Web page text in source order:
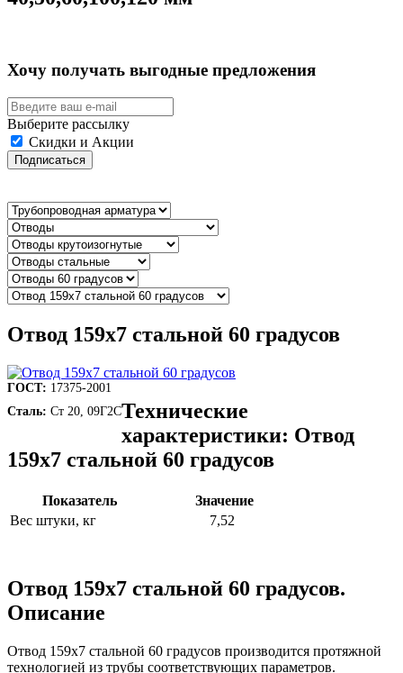
Хочу получать выгодные предложения
Выберите рассылку
Скидки и Акции
Подписаться
Отвод 159х7 стальной 60 градусов
ГОСТ: 17375-2001
Сталь: Ст 20, 09Г2СТехнические
характеристики: Отвод
159х7 стальной 60 градусов
Показатель
Значение
Вес штуки, кг
7,52
Отвод 159х7 стальной 60 градусов.
Описание
Отвод 159х7 стальной 60 градусов производится протяжной
технологией из трубы соответствующих параметров.